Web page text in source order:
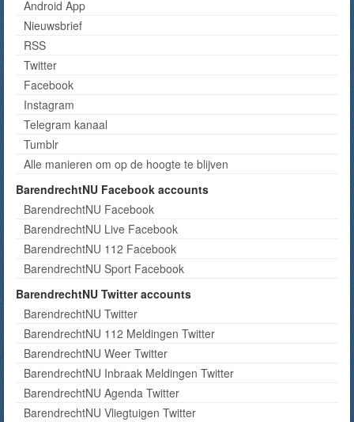
Android App
Nieuwsbrief
RSS
Twitter
Facebook
Instagram
Telegram kanaal
Tumblr
Alle manieren om op de hoogte te blijven
BarendrechtNU Facebook accounts
BarendrechtNU Facebook
BarendrechtNU Live Facebook
BarendrechtNU 112 Facebook
BarendrechtNU Sport Facebook
BarendrechtNU Twitter accounts
BarendrechtNU Twitter
BarendrechtNU 112 Meldingen Twitter
BarendrechtNU Weer Twitter
BarendrechtNU Inbraak Meldingen Twitter
BarendrechtNU Agenda Twitter
BarendrechtNU Vliegtuigen Twitter